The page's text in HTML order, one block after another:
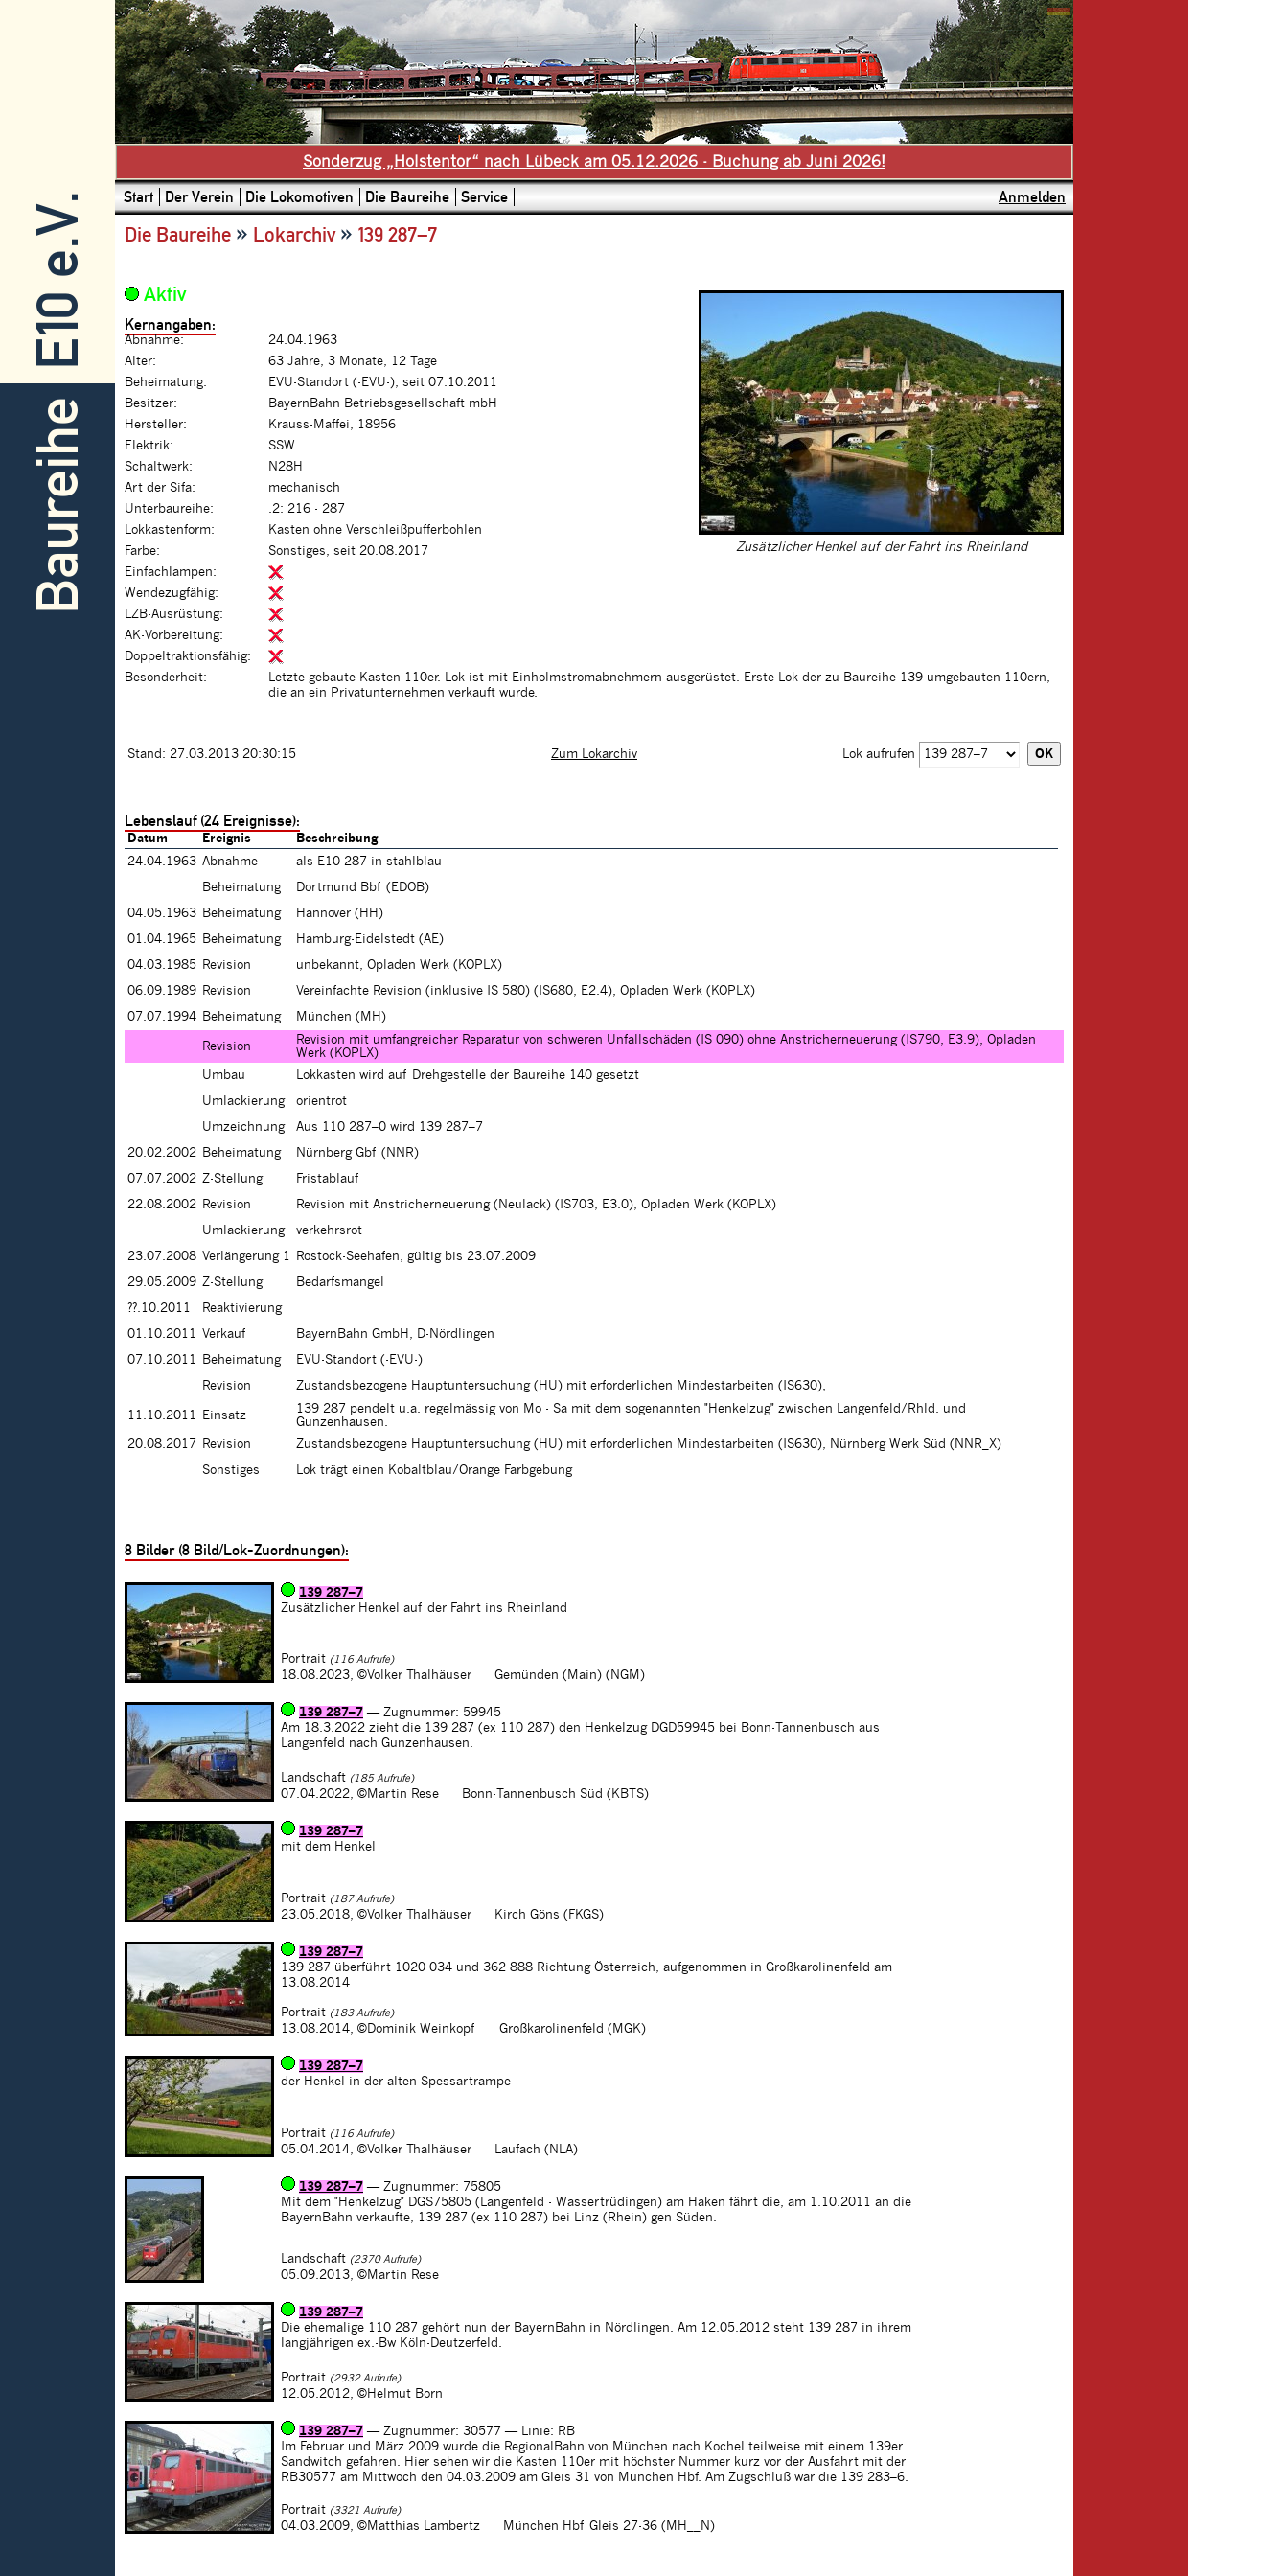
E10 e.V.
Baureihe
Sonderzug „Holstentor“ nach Lübeck am 05.12.2026 - Buchung ab Juni 2026!
Start Der Verein Die Lokomotiven Die Baureihe Service Anmelden
Die Baureihe » Lokarchiv» 139 287–7
Zusätzlicher Henkel auf der Fahrt ins Rheinland
Aktiv
Kernangaben:
Abnahme:
24.04.1963
Alter:
63 Jahre, 3 Monate, 12 Tage
Beheimatung:
EVU-Standort (-EVU-), seit 07.10.2011
Besitzer:
BayernBahn Betriebsgesellschaft mbH
Hersteller:
Krauss-Maffei, 18956
Elektrik:
SSW
Schaltwerk:
N28H
Art der Sifa:
mechanisch
Unterbaureihe:
.2: 216 - 287
Lokkastenform:
Kasten ohne Verschleißpufferbohlen
Farbe:
Sonstiges, seit 20.08.2017
Einfachlampen:
Wendezugfähig:
LZB-Ausrüstung:
AK-Vorbereitung:
Doppeltraktionsfähig:
Besonderheit:
Letzte gebaute Kasten 110er. Lok ist mit Einholmstromabnehmern ausgerüstet. Erste Lok der zu Baureihe 139 umgebauten 110ern,
die an ein Privatunternehmen verkauft wurde.
Stand: 27.03.2013 20:30:15 Zum Lokarchiv Lok aufrufen
Lebenslauf (24 Ereignisse):
Datum Ereignis
Beschreibung
24.04.1963 Abnahme
als E10 287 in stahlblau
Beheimatung
Dortmund Bbf (EDOB)
04.05.1963 Beheimatung
Hannover (HH)
01.04.1965 Beheimatung
Hamburg-Eidelstedt (AE)
04.03.1985 Revision
unbekannt, Opladen Werk (KOPLX)
06.09.1989 Revision
Vereinfachte Revision (inklusive IS 580) (IS680, E2.4), Opladen Werk (KOPLX)
07.07.1994 Beheimatung München (MH)
Revision
Revision mit umfangreicher Reparatur von schweren Unfallschäden (IS 090) ohne Anstricherneuerung (IS790, E3.9), Opladen
Werk (KOPLX)
Umbau
Lokkasten wird auf Drehgestelle der Baureihe 140 gesetzt
Umlackierung
orientrot
Umzeichnung
Aus 110 287–0 wird 139 287–7
20.02.2002 Beheimatung
Nürnberg Gbf (NNR)
07.07.2002 Z-Stellung
Fristablauf
22.08.2002 Revision
Revision mit Anstricherneuerung (Neulack) (IS703, E3.0), Opladen Werk (KOPLX)
Umlackierung
verkehrsrot
23.07.2008 Verlängerung 1
Rostock-Seehafen, gültig bis 23.07.2009
29.05.2009 Z-Stellung
Bedarfsmangel
??.10.2011
Reaktivierung
01.10.2011 Verkauf
BayernBahn GmbH, D-Nördlingen
07.10.2011
Beheimatung
EVU-Standort (-EVU-)
Revision
Zustandsbezogene Hauptuntersuchung (HU) mit erforderlichen Mindestarbeiten (IS630),
11.10.2011 Einsatz
139 287 pendelt u.a. regelmässig von Mo - Sa mit dem sogenannten "Henkelzug" zwischen Langenfeld/Rhld. und
Gunzenhausen.
20.08.2017
Revision
Zustandsbezogene Hauptuntersuchung (HU) mit erforderlichen Mindestarbeiten (IS630), Nürnberg Werk Süd (NNR_X)
Sonstiges
Lok trägt einen Kobaltblau/Orange Farbgebung
8 Bilder (8 Bild/Lok-Zuordnungen):
139 287–7
Zusätzlicher Henkel auf der Fahrt ins Rheinland
Portrait (116 Aufrufe)
18.08.2023, ©Volker Thalhäuser Gemünden (Main) (NGM)
139 287–7 — Zugnummer: 59945
Am 18.3.2022 zieht die 139 287 (ex 110 287) den Henkelzug DGD59945 bei Bonn-Tannenbusch aus
Langenfeld nach Gunzenhausen.
Landschaft (185 Aufrufe)
07.04.2022, ©Martin Rese Bonn-Tannenbusch Süd (KBTS)
139 287–7
mit dem Henkel
Portrait (187 Aufrufe)
23.05.2018, ©Volker Thalhäuser Kirch Göns (FKGS)
139 287–7
139 287 überführt 1020 034 und 362 888 Richtung Österreich, aufgenommen in Großkarolinenfeld am
13.08.2014
Portrait (183 Aufrufe)
13.08.2014, ©Dominik Weinkopf Großkarolinenfeld (MGK)
139 287–7
der Henkel in der alten Spessartrampe
Portrait (116 Aufrufe)
05.04.2014, ©Volker Thalhäuser Laufach (NLA)
139 287–7 — Zugnummer: 75805
Mit dem "Henkelzug" DGS75805 (Langenfeld - Wassertrüdingen) am Haken fährt die, am 1.10.2011 an die
BayernBahn verkaufte, 139 287 (ex 110 287) bei Linz (Rhein) gen Süden.
Landschaft (2370 Aufrufe)
05.09.2013, ©Martin Rese
139 287–7
Die ehemalige 110 287 gehört nun der BayernBahn in Nördlingen. Am 12.05.2012 steht 139 287 in ihrem
langjährigen ex.-Bw Köln-Deutzerfeld.
Portrait (2932 Aufrufe)
12.05.2012, ©Helmut Born
139 287–7 — Zugnummer: 30577 — Linie: RB
Im Februar und März 2009 wurde die RegionalBahn von München nach Kochel teilweise mit einem 139er
Sandwitch gefahren. Hier sehen wir die Kasten 110er mit höchster Nummer kurz vor der Ausfahrt mit der
RB30577 am Mittwoch den 04.03.2009 am Gleis 31 von München Hbf. Am Zugschluß war die 139 283–6.
Portrait (3321 Aufrufe)
04.03.2009, ©Matthias Lambertz München Hbf Gleis 27-36 (MH__N)